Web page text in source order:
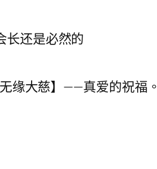
长还是必然的
缘大慈】——真爱的祝福。